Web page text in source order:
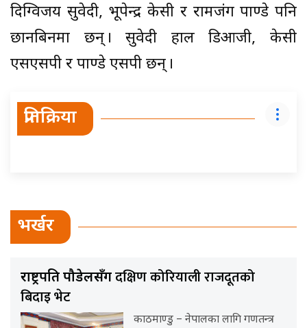
दिग्विजय सुवेदी, भूपेन्द्र केसी र रामजंग पाण्डे पनि
छानबिनमा छन् । सुवेदी हाल डिआजी, केसी
एसएसपी र पाण्डे एसपी छन् ।
प्रतिक्रिया
भर्खर
राष्ट्रपति पौडेलसँगदक्षिण कोरियाली राजदूतको
बिदाइ भेट
काठमाण्डु – नेपालका लागि गणतन्त्र